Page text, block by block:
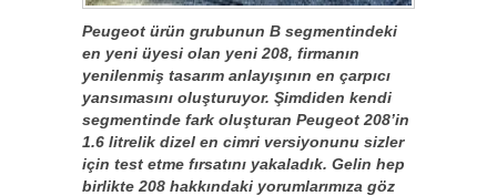
Peugeot ürün grubunun B segmentindeki
en yeni üyesi olan yeni 208, firmanın
yenilenmiş tasarım anlayışının en çarpıcı
yansımasını oluşturuyor. Şimdiden kendi
segmentinde fark oluşturan Peugeot 208’in
1.6 litrelik dizel en cimri versiyonunu sizler
için test etme fırsatını yakaladık. Gelin hep
birlikte 208 hakkındaki yorumlarımıza göz